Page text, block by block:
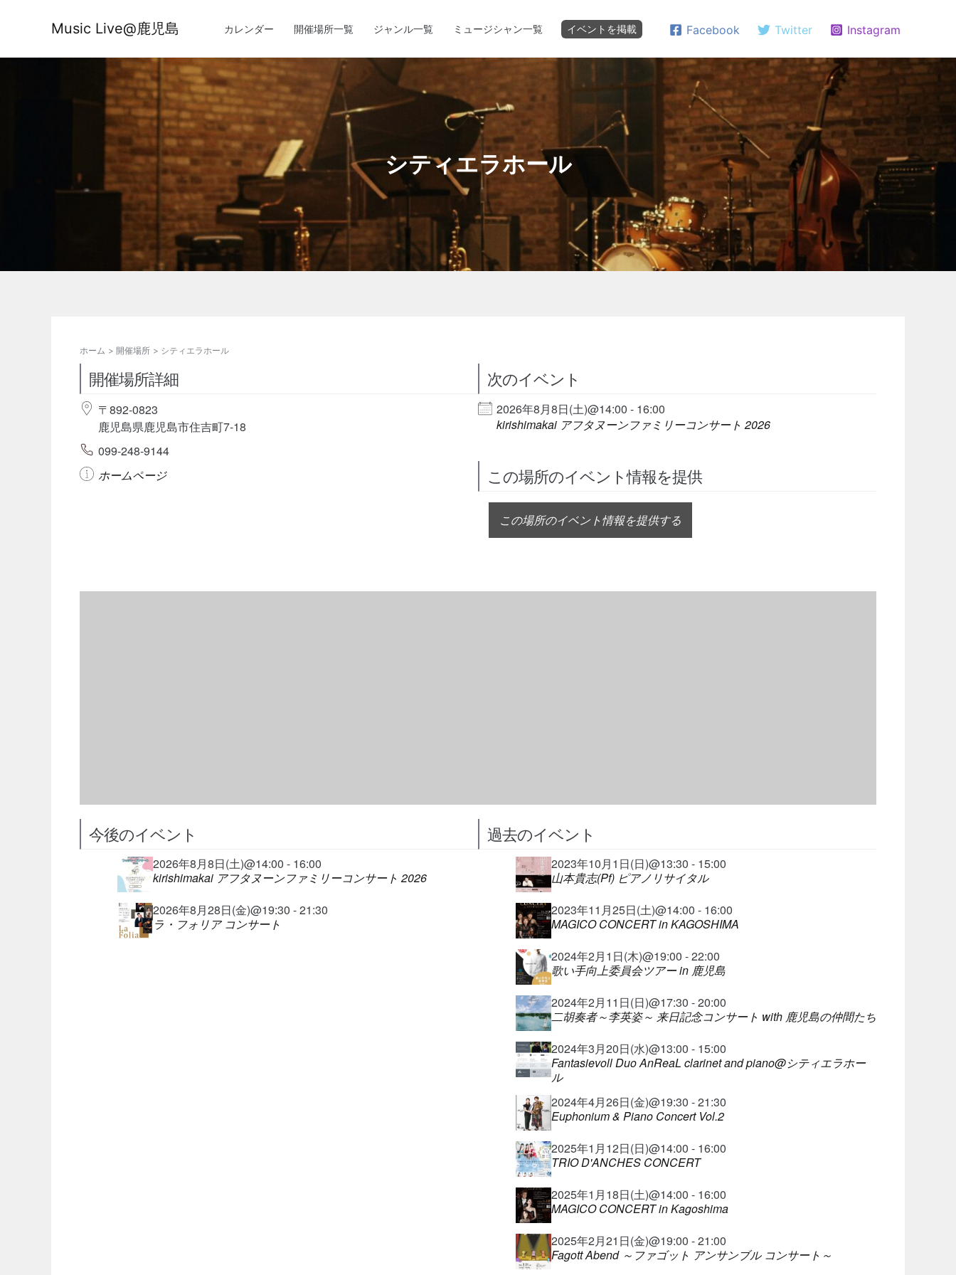
Music Live@鹿児島 カレンダー 開催場所一覧 ジャンル一覧 ミュージシャン一覧 イベントを掲載 Facebook Twitter Instagram
シティエラホール
ホーム 開催場所 シティエラホール
開催場所詳細
〒892-0823
鹿児島県鹿児島市住吉町7-18
099-248-9144
ホームページ
次のイベント
2026年8月8日(土)@14:00 - 16:00
kirishimakai アフタヌーンファミリーコンサート 2026
この場所のイベント情報を提供
この場所のイベント情報を提供する
今後のイベント
2026年8月8日(土)@14:00 - 16:00
kirishimakai アフタヌーンファミリーコンサート 2026
2026年8月28日(金)@19:30 - 21:30
ラ・フォリア コンサート
過去のイベント
2023年10月1日(日)@13:30 - 15:00
山本貴志(Pf) ピアノリサイタル
2023年11月25日(土)@14:00 - 16:00
MAGICO CONCERT in KAGOSHIMA
2024年2月1日(木)@19:00 - 22:00
歌い手向上委員会ツアー in 鹿児島
2024年2月11日(日)@17:30 - 20:00
二胡奏者～李英姿～ 来日記念コンサート with 鹿児島の仲間たち
2024年3月20日(水)@13:00 - 15:00
Fantasievoll Duo AnReaL clarinet and piano@シティエラホー
ル
2024年4月26日(金)@19:30 - 21:30
Euphonium & Piano Concert Vol.2
2025年1月12日(日)@14:00 - 16:00
TRIO D'ANCHES CONCERT
2025年1月18日(土)@14:00 - 16:00
MAGICO CONCERT in Kagoshima
2025年2月21日(金)@19:00 - 21:00
Fagott Abend ～ファゴット アンサンブル コンサート～